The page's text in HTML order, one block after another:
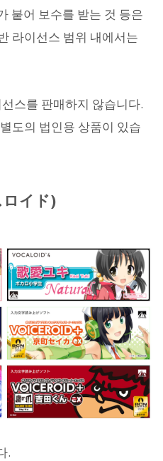
붙어 보수를 받는 것 등은
라이선스 범위 내에서는
스를 판매하지 않습니다.
도의 법인용 상품이 있습
ロイド)
.